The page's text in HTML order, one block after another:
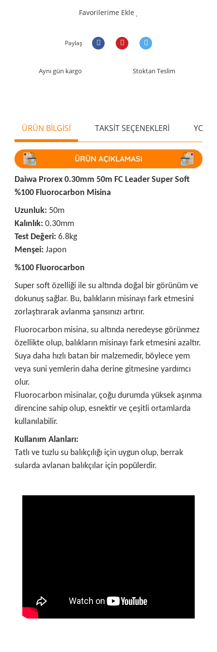
Favorilerime Ekle
Paylaş
Aynı gün kargo Stoktan Teslim
ÜRÜN BİLGİSİ TAKSİT SEÇENEKLERİ
Daiwa Prorex 0.30mm 50m FC Leader Super Soft
%100 Fluorocarbon Misina
Uzunluk: 50m
Kalınlık: 0.30mm
Test Değeri: 6.8kg
Menşei: Japon
%100 Fluorocarbon
Super soft özelliği ile su altında doğal bir görünüm ve
dokunuş sağlar. Bu, balıkların misinayı fark etmesini
zorlaştırarak avlanma şansınızı artırır.
Fluorocarbon misina, su altında neredeyse görünmez
özellikte olup, balıkların misinayı fark etmesini azaltır.
Suya daha hızlı batan bir malzemedir, böylece yem
veya suni yemlerin daha derine gitmesine yardımcı
olur.
Fluorocarbon misinalar, çoğu durumda yüksek aşınma
direncine sahip olup, esnektir ve çeşitli ortamlarda
kullanılabilir.
Kullanım Alanları:
Tatlı ve tuzlu su balıkçılığı için uygun olup, berrak
sularda avlanan balıkçılar için popülerdir.